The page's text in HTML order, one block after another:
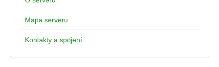
Mapa serveru
Kontakty a spojení